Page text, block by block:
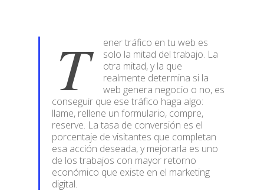
T
ener tráfico en tu web es
solo la mitad del trabajo. La
otra mitad, y la que
realmente determina si la
web genera negocio o no, es
conseguir que ese tráfico haga algo:
llame, rellene un formulario, compre,
reserve. La tasa de conversión es el
porcentaje de visitantes que completan
esa acción deseada, y mejorarla es uno
de los trabajos con mayor retorno
económico que existe en el marketing
digital.